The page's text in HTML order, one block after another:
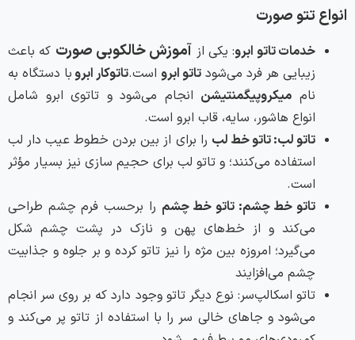
انواع تتو صورت
خدمات تاتو ابرو: یکی از آموزش خالکوبی صورت که باعث
زیبایی هر فرد می‌شود تاتو ابرو است.تاتوکار ابروبا دستگاه به
نام میکروپیگمنتیشن انجام می‌شود و تاتوی ابرو شامل
انواع هاشور، سایه، قاب ابرو است.
تاتو لب: تاتو خط لب را برای از بین بردن خطوط عیب دار لب
استفاده می‌کنند؛ و تاتو لب برای حجیم سازی نیز بسیار مؤثر
است.
تاتو خط چشم: تاتو خط چشم را برحسب فرم چشم طراحی
می‌کند و از خط‌های پهن و نازک در پشت چشم شکل
می‌گیرد؛ امروزه بین مژه را نیز تاتو کرده و بر جلوه و جذابیت
چشم می‌افزایند
تاتو اسکالپ‌سر: نوع دیگر تاتو وجود دارد که بر روی سر انجام
می‌شود و جاهای خالی سر را با استفاده از تاتو پر می‌کند و